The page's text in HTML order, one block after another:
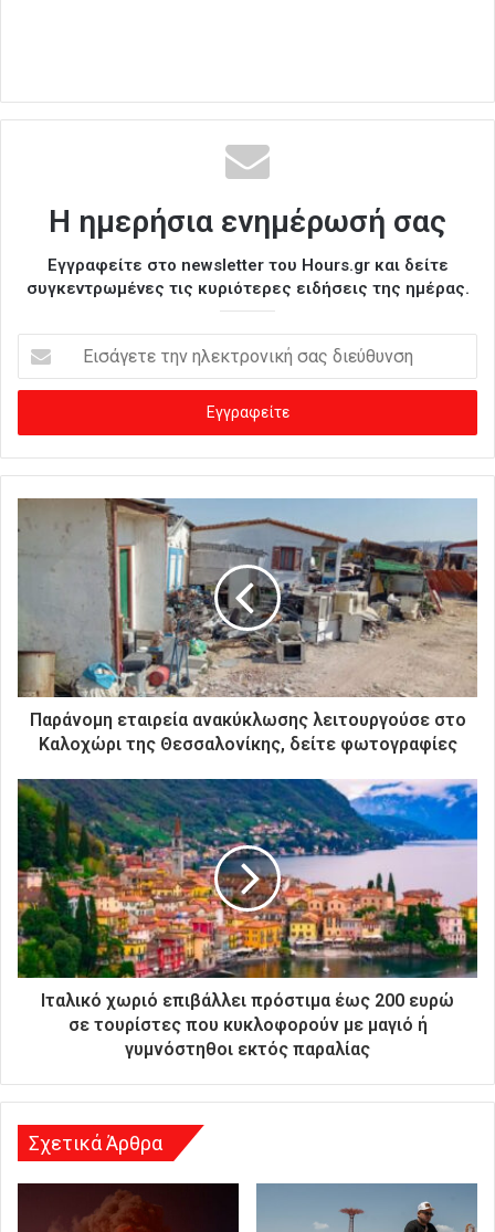
Η ημερήσια ενημέρωσή σας
Εγγραφείτε στο newsletter του Hours.gr και δείτε
συγκεντρωμένες τις κυριότερες ειδήσεις της ημέρας.
σ
γ
ε
τ
ε
τ
ι
κ
σ
α
ς
δ
ι
ε
σ
Παράνομη εταιρεία ανακύκλωσης λειτουργούσε στο
Καλοχώρι της Θεσσαλονίκης, δείτε φωτογραφίες
Ιταλικό χωριό επιβάλλει πρόστιμα έως 200 ευρώ
σε τουρίστες που κυκλοφορούν με μαγιό ή
γυμνόστηθοι εκτός παραλίας
Σχετικά Άρθρα